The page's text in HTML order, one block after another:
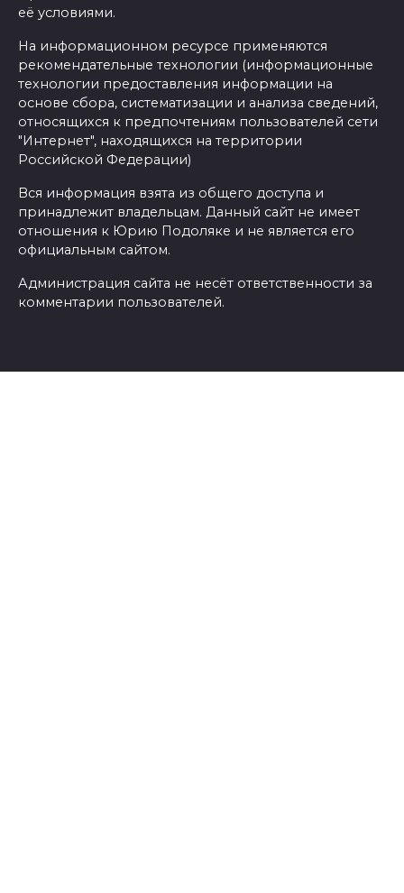
её условиями.
На информационном ресурсе применяются
рекомендательные технологии (информационные
технологии предоставления информации на
основе сбора, систематизации и анализа сведений,
относящихся к предпочтениям пользователей сети
"Интернет", находящихся на территории
Российской Федерации)
Вся информация взята из общего доступа и
принадлежит владельцам. Данный сайт не имеет
отношения к Юрию Подоляке и не является его
официальным сайтом.
Администрация сайта не несёт ответственности за
комментарии пользователей.